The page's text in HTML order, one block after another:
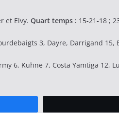
et Elvy. Quart temps : 15-21-18 ;
3, Dayre, Darrigand
6, Kuhne 7, Costa Yamtiga 12,